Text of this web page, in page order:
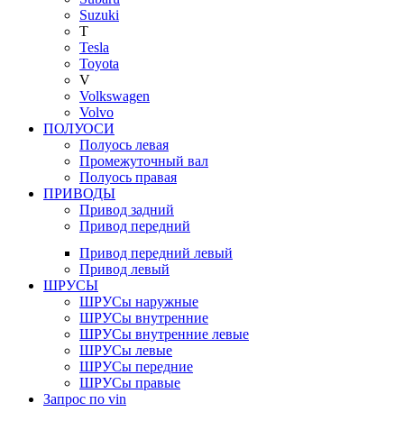
Suzuki
T
Tesla
Toyota
V
Volkswagen
Volvo
ПОЛУОСИ
Полуось левая
Промежуточный вал
Полуось правая
ПРИВОДЫ
Привод задний
Привод передний
Привод передний левый
Привод левый
ШРУСЫ
ШРУСы наружные
ШРУСы внутренние
ШРУСы внутренние левые
ШРУСы левые
ШРУСы передние
ШРУСы правые
Запрос по vin